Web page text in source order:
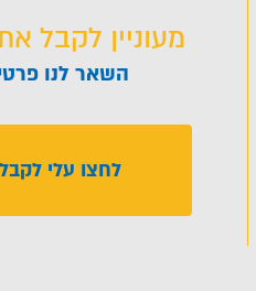
מעוניין לקבל
השאר לנו
לחצו עלי